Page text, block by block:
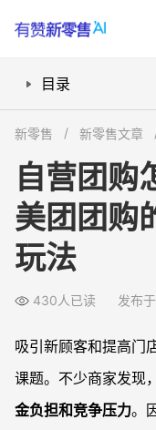
目录
利用粉丝裂变和客
如何让自营团购带
常见问题
自营团购上线难度高吗
自营团购如何避免恶
门店如何选择自营团
新零售 新零售文章
自营团购
美团团购
玩法
430人已读 发布
吸引新顾客和提高门
课题。不少商家发现，
金负担和竞争压力。